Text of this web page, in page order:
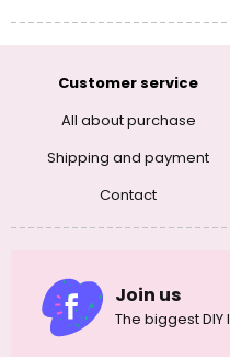
Customer service
All about purchase
Shipping and payment
Contact
Join us
The biggest